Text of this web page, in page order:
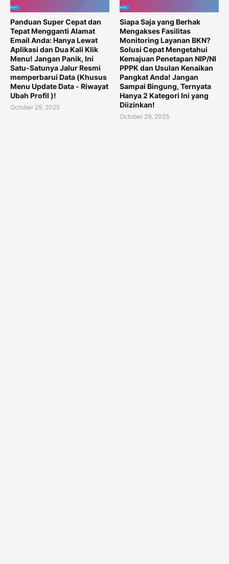
Panduan Super Cepat dan
Tepat Mengganti Alamat
Email Anda: Hanya Lewat
Aplikasi dan Dua Kali Klik
Menu! Jangan Panik, Ini
Satu-Satunya Jalur Resmi
memperbarui Data (Khusus
Menu Update Data - Riwayat
Ubah Profil )!
October 29, 2025
Siapa Saja yang Berhak
Mengakses Fasilitas
Monitoring Layanan BKN?
Solusi Cepat Mengetahui
Kemajuan Penetapan NIP/NI
PPPK dan Usulan Kenaikan
Pangkat Anda! Jangan
Sampai Bingung, Ternyata
Hanya 2 Kategori Ini yang
Diizinkan!
October 29, 2025